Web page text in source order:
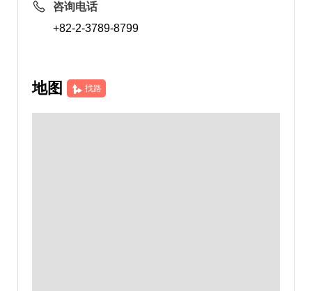
咨询电话
+82-2-3789-8799
地图 找路